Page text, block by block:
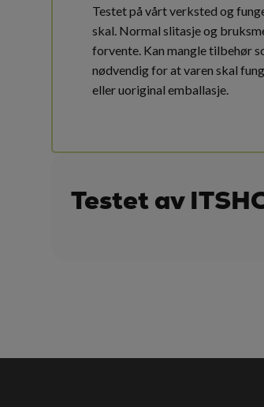
Testet på vårt verksted og
skal. Normal slitasje og
forvente. Kan mangle tilbehør
nødvendig for at varen skal
eller uoriginal emballasje.
Testet av